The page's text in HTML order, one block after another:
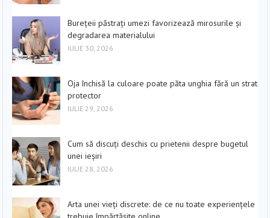
Burețeii păstrați umezi favorizează mirosurile și
degradarea materialului
IULIE 30, 2026
Oja închisă la culoare poate păta unghia fără un strat
protector
IULIE 29, 2026
Cum să discuți deschis cu prietenii despre bugetul
unei ieșiri
IULIE 28, 2026
Arta unei vieți discrete: de ce nu toate experiențele